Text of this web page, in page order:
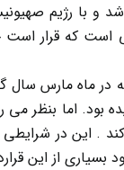
و با رژیم
در ماه مارس سال
اما بنظر می
. این در شرایطی
از این